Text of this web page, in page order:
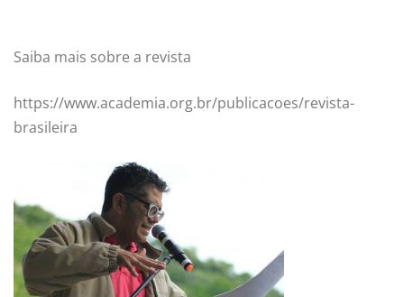
Saiba mais sobre a revista
https://www.academia.org.br/publicacoes/revista-
brasileira